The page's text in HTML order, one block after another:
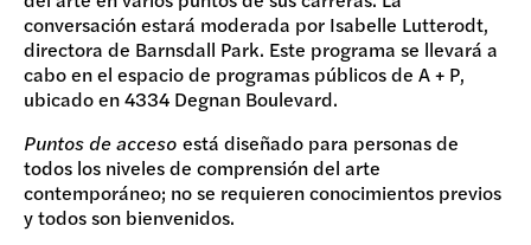
conversación estará moderada por Isabelle Lutterodt,
directora de Barnsdall Park. Este programa se llevará a
cabo en el espacio de programas públicos de A + P,
ubicado en 4334 Degnan Boulevard.
Puntos de acceso está diseñado para personas de
todos los niveles de comprensión del arte
contemporáneo; no se requieren conocimientos previos
y todos son bienvenidos.